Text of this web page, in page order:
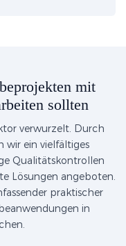
mit
sollten
verwurzelt. Durch
wir ein vielfältiges
Qualitätskontrollen
Lösungen angeboten.
praktischer
in